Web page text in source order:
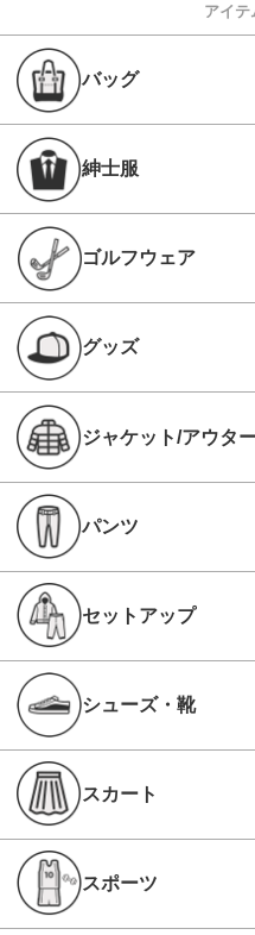
アイテ
バッグ
紳士服
ゴルフウェア
グッズ
ジャケット/アウタ
パンツ
セットアップ
シューズ・靴
スカート
スポーツ